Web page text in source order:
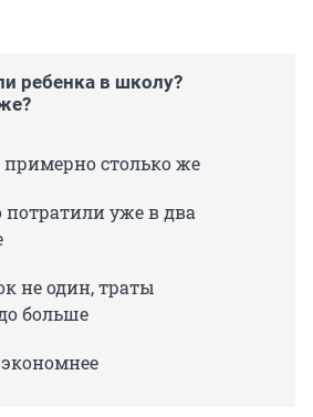
ребенка в школу?
примерно столько же
потратили уже в два
не один, траты
больше
экономнее